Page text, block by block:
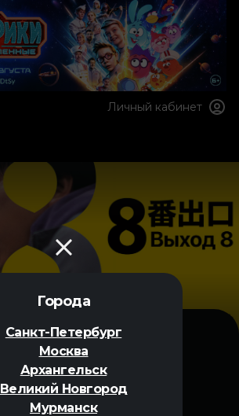
Города
Санкт-Петербург
Москва
Архангельск
Великий Новгород
Мурманск
Личный кабинет